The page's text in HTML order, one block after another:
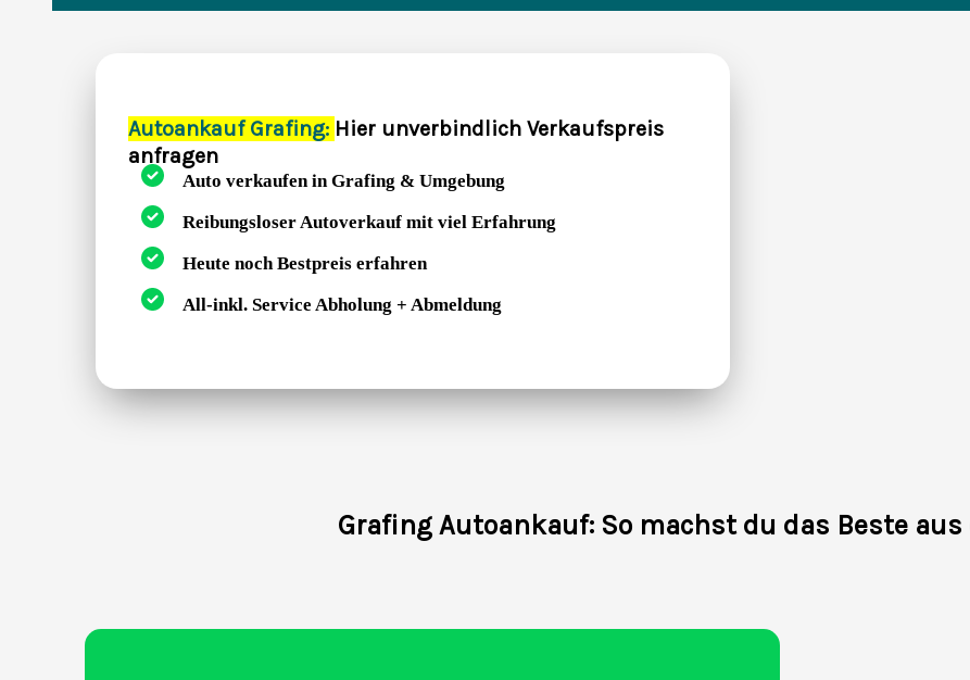
Autoankauf Grafing: Hier unverbindlich Verkaufspreis
anfragen
Auto verkaufen in Grafing & Umgebung
Reibungsloser Autoverkauf mit viel Erfahrung
Heute noch Bestpreis erfahren
All-inkl. Service Abholung + Abmeldung
Grafing Autoankauf: So machst du das Beste